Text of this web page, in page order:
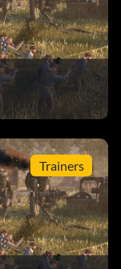
Trainers